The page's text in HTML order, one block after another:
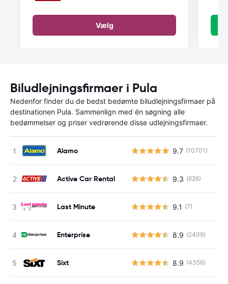
Vælg
Biludlejningsfirmaer i Pula
Nedenfor finder du de bedst bedømte biludlejningsfirmaer på
destinationen Pula. Sammenlign med én søgning alle
bedømmelser og priser vedrørende disse udlejningsfirmaer.
Alamo 9.7 (10701)
Active Car Rental 9.3 (626)
Last Minute 9.1 (7)
Enterprise 8.9 (2409)
Sixt 8.9 (4356)